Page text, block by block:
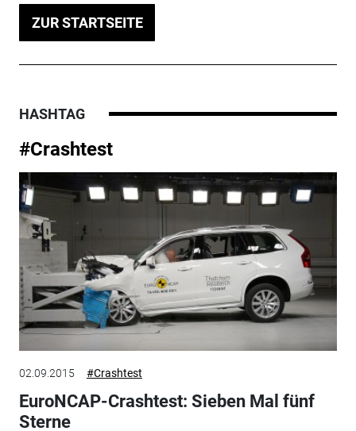
ZUR STARTSEITE
HASHTAG
#Crashtest
02.09.2015 #Crashtest
EuroNCAP-Crashtest: Sieben Mal fünf
Sterne